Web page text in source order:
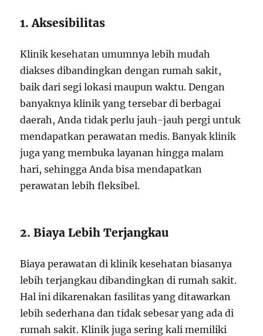
1. Aksesibilitas
Klinik kesehatan umumnya lebih mudah
diakses dibandingkan dengan rumah sakit,
baik dari segi lokasi maupun waktu. Dengan
banyaknya klinik yang tersebar di berbagai
daerah, Anda tidak perlu jauh-jauh pergi untuk
mendapatkan perawatan medis. Banyak klinik
juga yang membuka layanan hingga malam
hari, sehingga Anda bisa mendapatkan
perawatan lebih fleksibel.
2. Biaya Lebih Terjangkau
Biaya perawatan di klinik kesehatan biasanya
lebih terjangkau dibandingkan di rumah sakit.
Hal ini dikarenakan fasilitas yang ditawarkan
lebih sederhana dan tidak sebesar yang ada di
rumah sakit. Klinik juga sering kali memiliki